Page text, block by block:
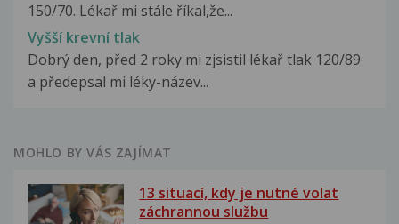
150/70. Lékař mi stále říkal,že...
Vyšší krevní tlak
Dobrý den, před 2 roky mi zjsistil lékař tlak 120/89
a předepsal mi léky-název...
MOHLO BY VÁS ZAJÍMAT
13 situací, kdy je nutné volat
záchrannou službu